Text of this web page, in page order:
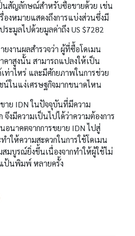
นสัญลักษณ์สำหรับซื้อขายด้วย เช่น
องหมายแสดงถึงการแบ่งส่วนซึ่งมี
ะมูลไปด้วยมูลค่าถึง US $7282
ยงานผลสำรวจว่า ผู้ที่ซื้อโดเมน
คาสูงนั้น สามารถแปลงให้เป็น
ท่าไหร่ และมีศักยภาพในการช่วย
น์ในแง่เศรษฐกิจมากขนาดไหน
าย IDN ในปัจจุบันที่มีความ
จึงมีความเป็นไปได้ว่าความต้องการ
อนาคตจากการขยาย IDN ไปสู่
ำให้ความสะดวกในการใช้โดเมน
มบูรณ์ยิ่งขึ้นเนื่องจากทำให้ผู้ใช้ไม่
ป้นพิมพ์ หลายครั้ง